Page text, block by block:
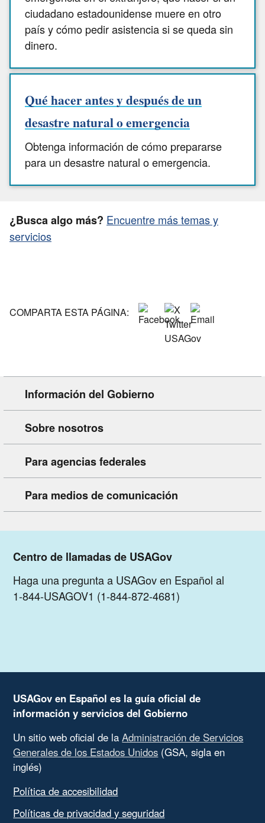
ciudadano estadounidense muere en otro
país y cómo pedir asistencia si se queda sin
dinero.
Qué hacer antes y después de un
desastre natural o emergencia
Obtenga información de cómo prepararse
para un desastre natural o emergencia.
¿Busca algo más? Encuentre más temas y
servicios
COMPARTA ESTA PÁGINA:
Información del Gobierno
Sobre nosotros
Para agencias federales
Para medios de comunicación
Centro de llamadas de USAGov
Haga una pregunta a USAGov en Español al
1-844-USAGOV1 (1-844-872-4681)
USAGov en Español es la guía oficial de
información y servicios del Gobierno
Un sitio web oficial de laAdministración de Servicios
Generales de los Estados Unidos (GSA, sigla en
inglés)
Política de accesibilidad
Políticas de privacidad y seguridad